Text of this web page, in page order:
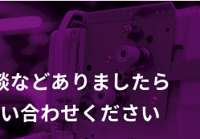
などありましたら
合わせください